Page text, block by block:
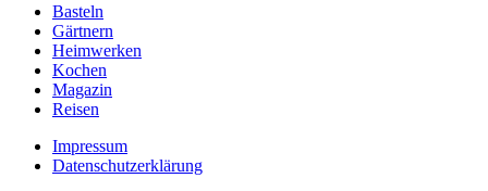
Basteln
Gärtnern
Heimwerken
Kochen
Magazin
Reisen
Impressum
Datenschutzerklärung